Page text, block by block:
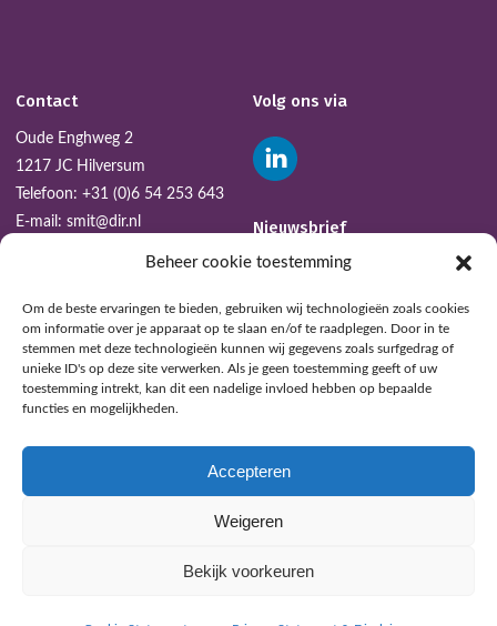
Beheer cookie toestemming
Om de beste ervaringen te bieden, gebruiken wij technologieën zoals cookies
om informatie over je apparaat op te slaan en/of te raadplegen. Door in te
stemmen met deze technologieën kunnen wij gegevens zoals surfgedrag of
unieke ID's op deze site verwerken. Als je geen toestemming geeft of uw
toestemming intrekt, kan dit een nadelige invloed hebben op bepaalde
functies en mogelijkheden.
Accepteren
Weigeren
Bekijk voorkeuren
Contact
Oude Enghweg 2
1217 JC Hilversum
Telefoon: +31 (0)6 54 253 643
E-mail: smit@dir.nl
Volg ons via
Nieuwsbrief
CRKBO GEREGISTREERDE INSTELLING